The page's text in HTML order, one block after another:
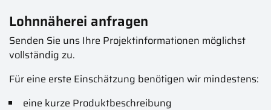
Lohnnäherei anfragen
Senden Sie uns Ihre Projektinformationen möglichst
vollständig zu.
Für eine erste Einschätzung benötigen wir mindestens:
eine kurze Produktbeschreibung